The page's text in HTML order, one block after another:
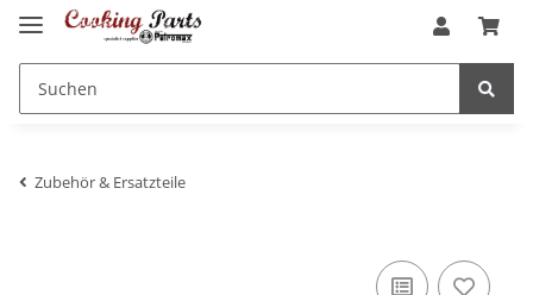
Zubehör & Ersatzteile